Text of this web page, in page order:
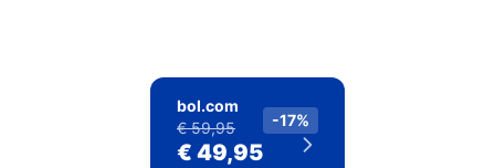
bol.com
€ 59,95
€ 49,95
-17%